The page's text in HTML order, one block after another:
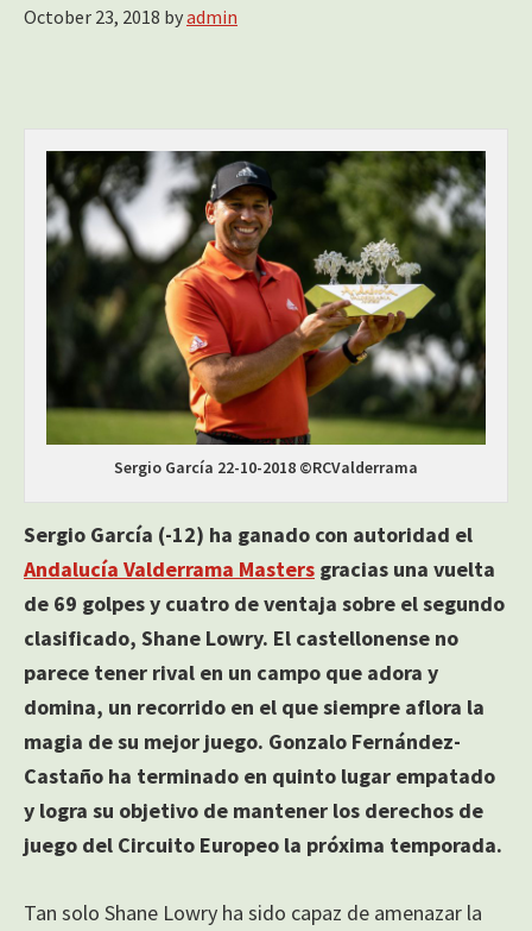
October 23, 2018 byadmin
Sergio García 22-10-2018 ©RCValderrama
Sergio García (-12) ha ganado con autoridad el
Andalucía Valderrama Masters gracias una vuelta
de 69 golpes y cuatro de ventaja sobre el segundo
clasificado, Shane Lowry. El castellonense no
parece tener rival en un campo que adora y
domina, un recorrido en el que siempre aflora la
magia de su mejor juego. Gonzalo Fernández-
Castaño ha terminado en quinto lugar empatado
y logra su objetivo de mantener los derechos de
juego del Circuito Europeo la próxima temporada.
Tan solo Shane Lowry ha sido capaz de amenazar la